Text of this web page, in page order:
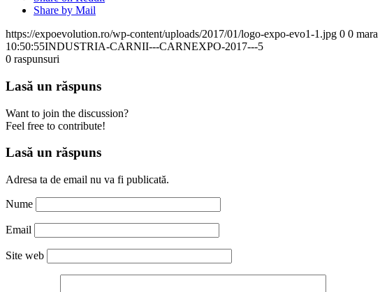
Share by Mail
https://expoevolution.ro/wp-content/uploads/2017/01/logo-expo-evo1-1.jpg 0 0 mara
10:50:55INDUSTRIA-CARNII---CARNEXPO-2017---5
0 raspunsuri
Lasă un răspuns
Want to join the discussion?
Feel free to contribute!
Lasă un răspuns
Adresa ta de email nu va fi publicată.
Nume
Email
Site web